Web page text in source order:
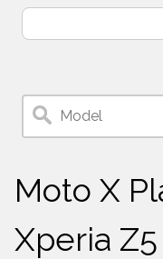
Moto X
Xperia